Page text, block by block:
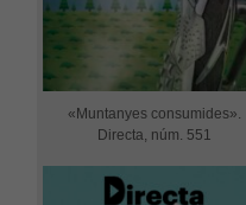
«Muntanyes consumides».
Directa, núm. 551